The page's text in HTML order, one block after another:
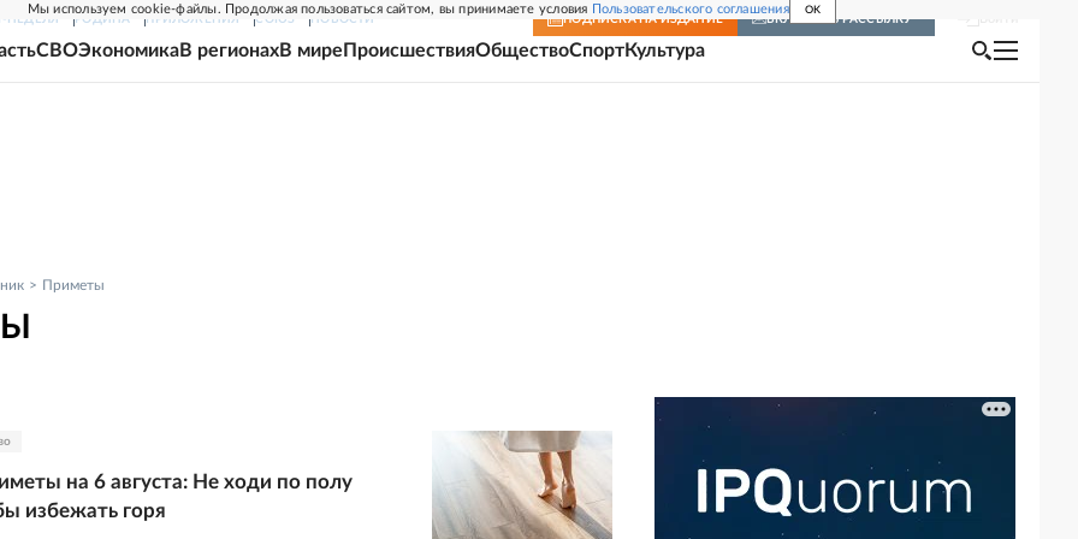
Мы используем cookie-файлы. Продолжая пользоваться сайтом, вы принимаете условия Пользовательского соглашения OK
НЕДЕЛЯ РОДИНА ПРИЛОЖЕНИЯ СОЮЗ НОВОСТИ ПОДПИСКА НА ИЗДАНИЕ ВКЛЮЧИТЬ РАССЫЛКУ
СВОЭкономикаВ регионахВ мире ПроисшествияОбществоСпортКультура
Приметы
на 6 августа: Не ходи по полу
избежать горя